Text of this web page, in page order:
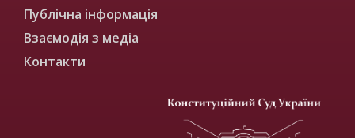
Публічна інформація
Взаємодія з медіа
Контакти